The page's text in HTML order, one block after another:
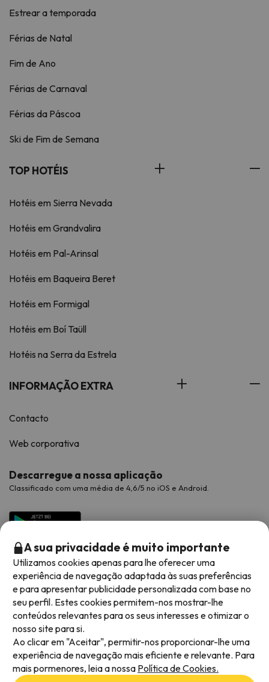
Estrear a temporada
Férias de Natal
Fim de Ano
Férias de Carnaval
Férias da Páscoa
Ski de Fim de Semana
TOP HOTÉIS
Hotéis em Sierra Nevada
Hotéis em Grandvalira
Hotéis em Pal-Arinsal
Hotéis em Baqueira Beret
Hotéis em Formigal
Hotéis em Boí Taüll
Hotéis na Serra da Estrela
INFORMAÇÃO EXTRA
Contacto
Web corporativa
Descarregue a nossa aplicação
Classificado com uma média de 4,6/5 no iOS e Android.
Métodos de pagamento disponíveis
A sua privacidade é muito importante
Utilizamos cookies apenas para lhe oferecer uma
experiência de navegação adaptada às suas preferências
e para apresentar publicidade personalizada com base no
seu perfil. Estes cookies permitem-nos mostrar-lhe
conteúdos relevantes para os seus interesses e otimizar o
nosso site para si.
Ao clicar em "Aceitar", permitir-nos proporcionar-lhe uma
experiência de navegação mais eficiente e relevante. Para
mais pormenores, leia a nossa Política de Cookies.